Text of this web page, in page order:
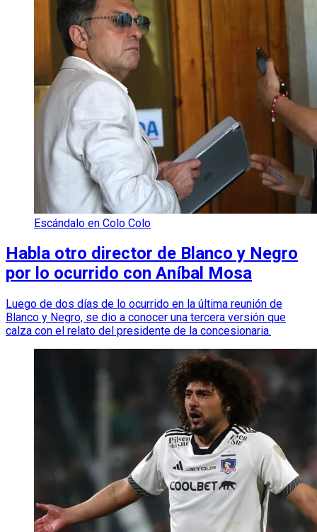
Escándalo en Colo Colo
Habla otro director de Blanco y Negro
por lo ocurrido con Aníbal Mosa
Luego de dos días de lo ocurrido en la última reunión de
Blanco y Negro, se dio a conocer una tercera versión que
calza con el relato del presidente de la concesionaria.